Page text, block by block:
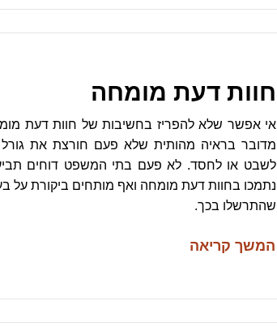
חוות דעת מומחה
אי אפשר שלא להפריז בחשיבות של חוות דעת
מדובר בראיה מהותית שלא פעם חורצת את
לשבט או לחסד. לא פעם בתי המשפט דוחים
נתמכו בחוות דעת מומחה ואף מותחים ביקורת על
שהתרשלו בכך.
המשך קריאה